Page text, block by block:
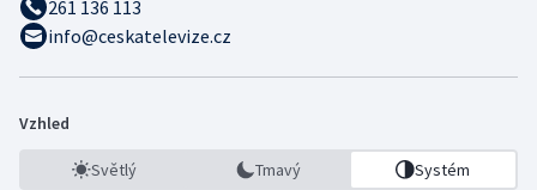
261 136 113
info@ceskatelevize.cz
Vzhled
Světlý Tmavý Systém